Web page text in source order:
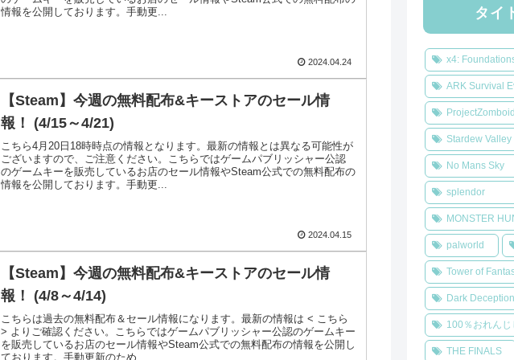
情報を公開しております。手動更...
2024.04.24
【Steam】今週の無料配布&キーストアのセール情
報！ (4/15～4/21)
こちら4月20日18時時点の情報となります。最新の情報とは異なる可能性が
ございますので、ご注意ください。こちらではゲームパブリッシャー公認
のゲームキーを販売しているお店のセール情報やSteam公式での無料配布の
情報を公開しております。手動更...
2024.04.15
【Steam】今週の無料配布&キーストアのセール情
報！ (4/8～4/14)
こちらは過去の無料配布＆セール情報になります。最新の情報は < こちら
> よりご確認ください。こちらではゲームパブリッシャー公認のゲームキー
を販売しているお店のセール情報やSteam公式での無料配布の情報を公開し
ております。手動更新のため...
タイ
x4:
ARK Survival
ProjectZomboid
Stardew Valley
No Mans Sky
splendor
MONSTER
palworld
Tower of
Dark Deception
100％おれんじ
THE FINALS